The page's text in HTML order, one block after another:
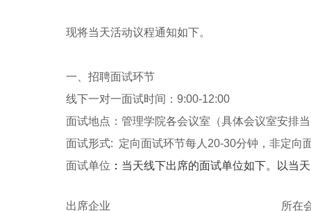
现将当天活动议程通知如下。
一、招聘面试环节
线下一对一面试时间： 9:00-12:00
面试地点：管理学院各会议室（具体会议室安排
面试形式: 定向面试环节每人 20-30分钟，非定向
面试单位 ： 当天线下出席的面试单位如下。以当
出席企业
所在